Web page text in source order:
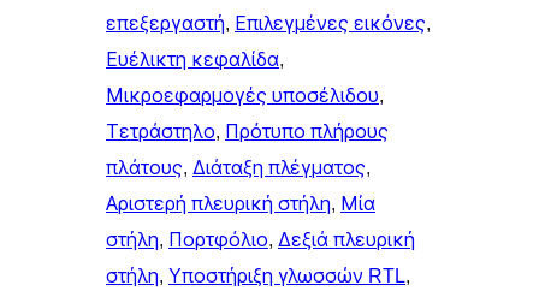
επεξεργαστή, Επιλεγμένες εικόνες
Ευέλικτη κεφαλίδα
Μικροεφαρμογές υποσέλιδου
Τετράστηλο, Πρότυπο πλήρους
πλάτους, Διάταξη πλέγματος
Αριστερή πλευρική στήλη, Μία
στήλη, Πορτφόλιο, Δεξιά πλευρική
στήλη, Υποστήριξη γλωσσών RTL